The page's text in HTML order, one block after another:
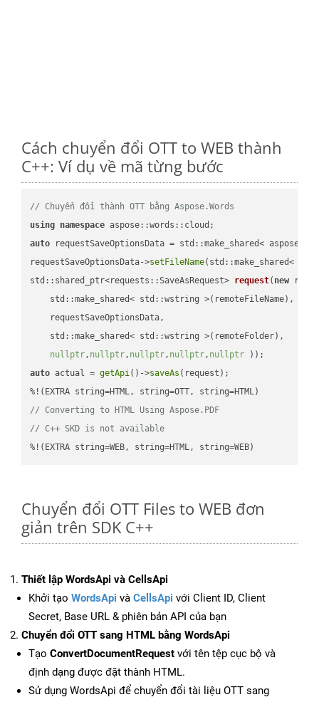
Cách chuyển đổi OTT to WEB thành
C++: Ví dụ về mã từng bước
// Chuyển đổi thành OTT bằng Aspose.Words
using namespace
auto requestSaveOptionsData = std::make_shared<
requestSaveOptionsData->setFileName(std::make_shared<
std::shared_ptr<requests::SaveAsRequest> request( new
    std::make_shared< std::wstring >(remoteFileName),
    requestSaveOptionsData,
    std::make_shared< std::wstring >(remoteFolder),
nullptr, nullptr, nullptr, nullptr, nullptr ))
auto actual = getApi()->saveAs (request);
// Converting to HTML Using Aspose.PDF
// C++ SKD is not available
%!(EXTRA string=WEB, string=HTML, string=WEB)
Chuyển đổi OTT Files to WEB đơn
giản trên SDK C++
Thiết lập WordsApi và CellsApi
Khởi tạo WordsApi và CellsApi với Client ID, Client
Secret, Base URL & phiên bản API của bạn
Chuyển đổi OTT sang HTML bằng WordsApi
Tạo ConvertDocumentRequest với tên tệp cục bộ và
định dạng được đặt thành HTML.
Sử dụng WordsApi để chuyển đổi tài liệu OTT sang